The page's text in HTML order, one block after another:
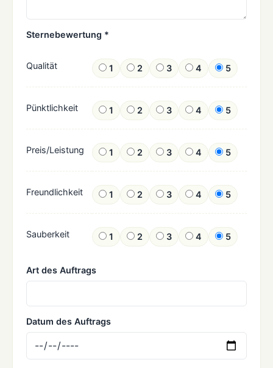
Sternebewertung *
Qualität 1 2 3 4 5
Pünktlichkeit 1 2 3 4 5
Preis/Leistung 1 2 3 4 5
Freundlichkeit 1 2 3 4 5
Sauberkeit 1 2 3 4 5
Art des Auftrags
Datum des Auftrags